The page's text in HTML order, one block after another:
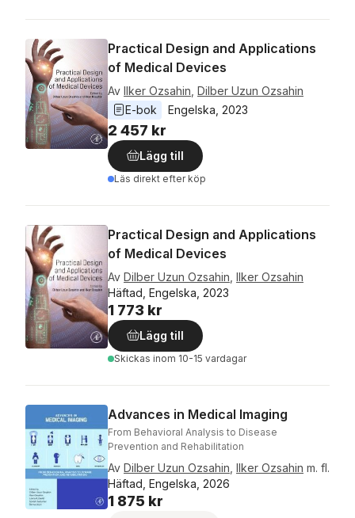
Practical Design and Applications
of Medical Devices
Av Ilker Ozsahin Dilber Uzun Ozsahin
E-bok
Engelska 2023
2 457 kr
Lägg till
Läs direkt efter köp
Practical Design and Applications
of Medical Devices
Av Dilber Uzun Ozsahin Ilker Ozsahin
Häftad, Engelska, 2023
1 773 kr
Lägg till
Skickas inom 10-15 vardagar
Advances in Medical Imaging
From Behavioral Analysis to Disease
Prevention and Rehabilitation
Av Dilber Uzun Ozsahin Ilker Ozsahin m. fl.
Häftad, Engelska, 2026
1 875 kr